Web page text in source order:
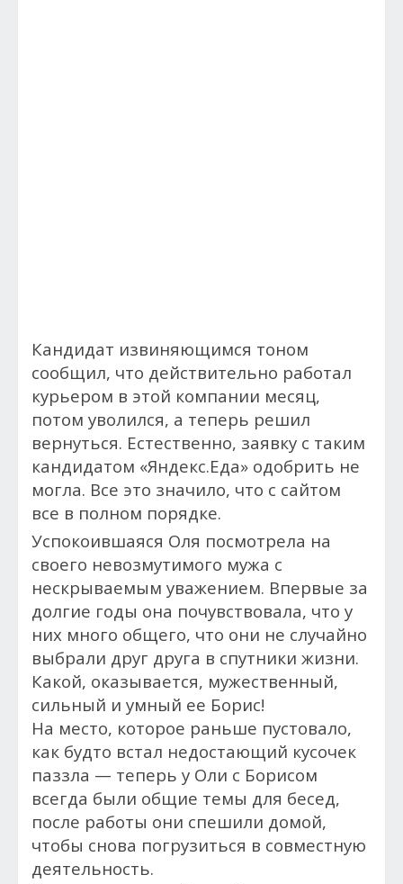
Кандидат извиняющимся тоном
сообщил, что действительно работал
курьером в этой компании месяц,
потом уволился, а теперь решил
вернуться. Естественно, заявку с таким
кандидатом «Яндекс.Еда» одобрить не
могла. Все это значило, что с сайтом
все в полном порядке.
Успокоившаяся Оля посмотрела на
своего невозмутимого мужа с
нескрываемым уважением. Впервые за
долгие годы она почувствовала, что у
них много общего, что они не случайно
выбрали друг друга в спутники жизни.
Какой, оказывается, мужественный,
сильный и умный ее Борис!
На место, которое раньше пустовало,
как будто встал недостающий кусочек
паззла — теперь у Оли с Борисом
всегда были общие темы для бесед,
после работы они спешили домой,
чтобы снова погрузиться в совместную
деятельность.